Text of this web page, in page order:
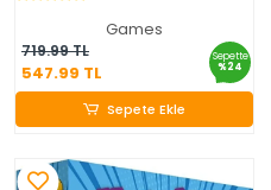
Games
719.99 TL
547.99 TL
Sepette
%24
547.99 TL
Sepete Ekle